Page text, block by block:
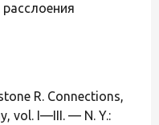
R. Connections,
vol. I—III. — N. Y.: